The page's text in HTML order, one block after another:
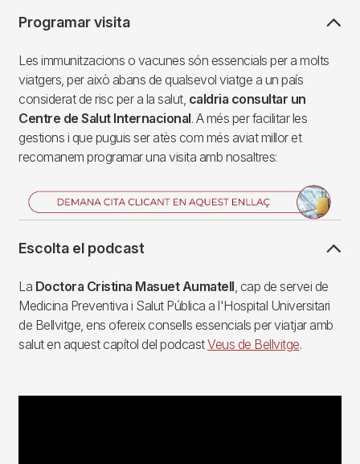
Programar visita
Les immunitzacions o vacunes són essencials per a molts
viatgers, per això abans de qualsevol viatge a un país
considerat de risc per a la salut, caldria consultar un
Centre de Salut Internacional. A més per facilitar les
gestions i que puguis ser atès com més aviat millor et
recomanem programar una visita amb nosaltres:
Imagen
Escolta el podcast
La Doctora Cristina Masuet Aumatell, cap de servei de
Medicina Preventiva i Salut Pública a l'Hospital Universitari
de Bellvitge, ens ofereix consells essencials per viatjar amb
salut en aquest capítol del podcastVeus de Bellvitge.